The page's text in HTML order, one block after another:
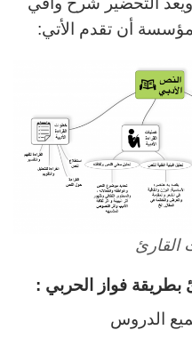
أن تقدم الأتي:
القارئ
فواز الحربي :
الدروس